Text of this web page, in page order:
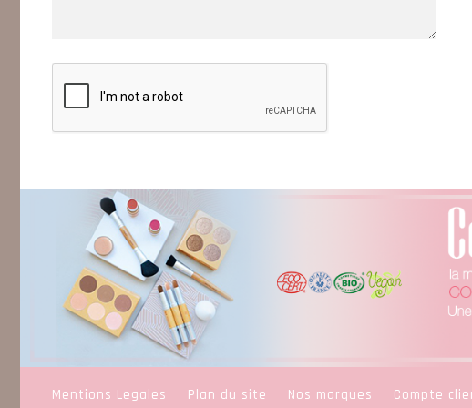
Mentions Legales Plan du site Nos marques
Compte